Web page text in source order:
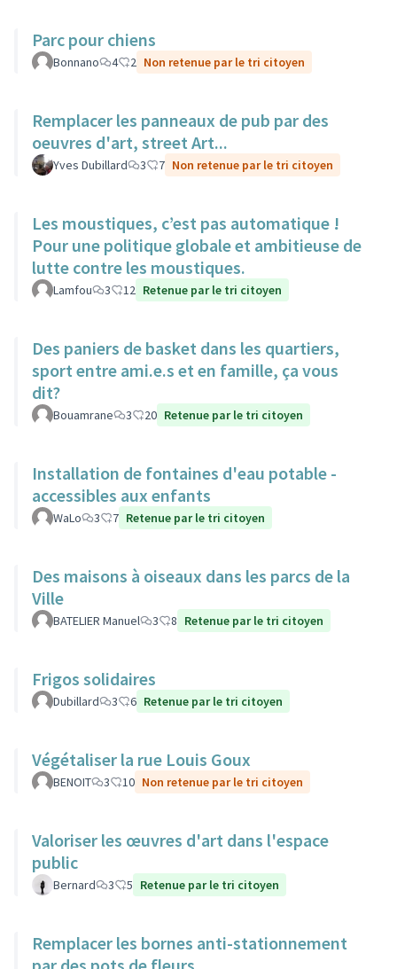
Parc pour chiens
Bonnano 4 2 Non retenue par le tri citoyen
Remplacer les panneaux de pub par des
oeuvres d'art, street Art...
Yves Dubillard 3 7 Non retenue par le tri citoyen
Les moustiques, c’est pas automatique !
Pour une politique globale et ambitieuse de
lutte contre les moustiques.
Lamfou 3 12 Retenue par le tri citoyen
Des paniers de basket dans les quartiers,
sport entre ami.e.s et en famille, ça vous
dit?
Bouamrane 3 20 Retenue par le tri citoyen
Installation de fontaines d'eau potable -
accessibles aux enfants
WaLo 3 7 Retenue par le tri citoyen
Des maisons à oiseaux dans les parcs de la
Ville
BATELIER Manuel 3 8 Retenue par le tri citoyen
Frigos solidaires
Dubillard 3 6 Retenue par le tri citoyen
Végétaliser la rue Louis Goux
BENOIT 3 10 Non retenue par le tri citoyen
Valoriser les œuvres d'art dans l'espace
public
Bernard 3 5 Retenue par le tri citoyen
Remplacer les bornes anti-stationnement